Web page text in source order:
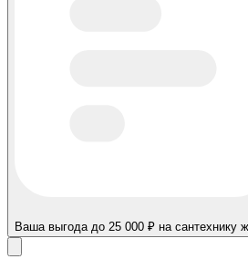
Ваша выгода до 25 000 ₽ на сантехнику